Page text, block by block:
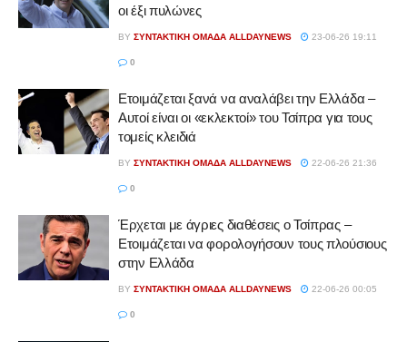
οι έξι πυλώνες
BY ΣΥΝΤΑΚΤΙΚΉ ΟΜΆΔΑ ALLDAYNEWS 23-06-26 19:11
0
Ετοιμάζεται ξανά να αναλάβει την Ελλάδα –
Αυτοί είναι οι «εκλεκτοί» του Τσίπρα για τους
τομείς κλειδιά
BY ΣΥΝΤΑΚΤΙΚΉ ΟΜΆΔΑ ALLDAYNEWS 22-06-26 21:36
0
Έρχεται με άγριες διαθέσεις ο Τσίπρας –
Ετοιμάζεται να φορολογήσουν τους πλούσιους
στην Ελλάδα
BY ΣΥΝΤΑΚΤΙΚΉ ΟΜΆΔΑ ALLDAYNEWS 22-06-26 00:05
0